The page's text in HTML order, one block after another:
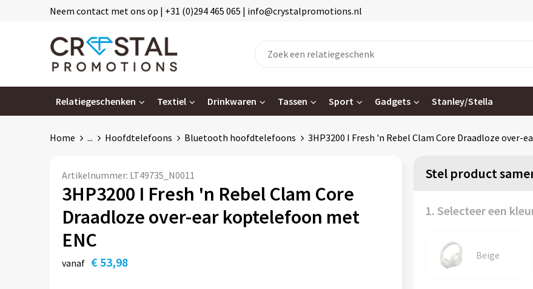
Neem contact met ons op | +31 (0)294 465 065 | info@crystalpromotions.nl
Relatiegeschenken Textiel Drinkwaren Tassen Sport Gadgets Stanley/Stella
Home ... Hoofdtelefoons Bluetooth hoofdtelefoons 3HP3200 I Fresh 'n Rebel Clam Core Draadloze over-
Artikelnummer: LT49735_N0011
3HP3200 I Fresh 'n Rebel Clam Core
Draadloze over-ear koptelefoon met
ENC
vanaf € 53,98
Stel product
1. Selecteer een
Beige